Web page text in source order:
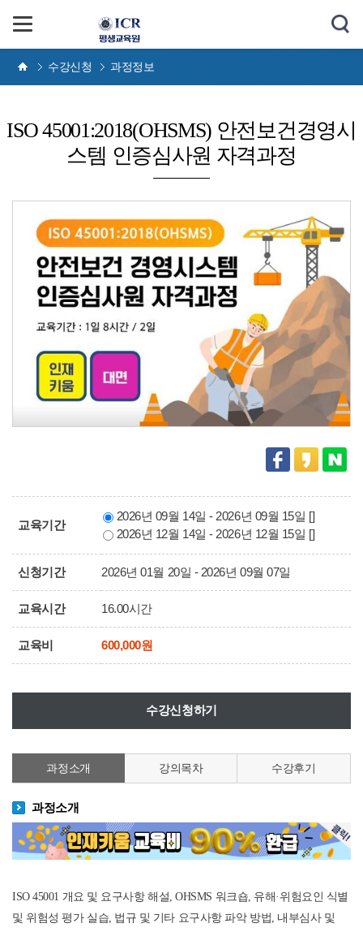
수강신청 과정정보
ISO 45001:2018(OHSMS) 안전보건경영시
스템 인증심사원 자격과정
교육기간
2026년 09월 14일 - 2026년 09월 15일 []
2026년 12월 14일 - 2026년 12월 15일 []
신청기간 2026년 01월 20일 - 2026년 09월 07일
교육시간 16.00시간
교육비 600,000원
수강신청하기
과정소개 강의목차 수강후기
과정소개
ISO 45001 개요 및 요구사항 해설, OHSMS 워크숍, 유해 · 위험요인 식별
및 위험성 평가 실습, 법규 및 기타 요구사항 파악 방법, 내부심사 및